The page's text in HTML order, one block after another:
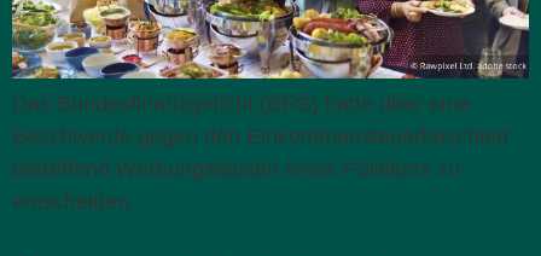
Das Bundesfinanzgericht (BFG) hatte über eine
Beschwerde gegen den Einkommensteuerbescheid
betreffend Werbungskosten eines Politikers zu
entscheiden.